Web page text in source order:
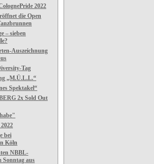
2022
die Open
– sieben
Auszeichnung
Tag
„M.Ü.L.L.“
Spektakel“
2x Sold Out
bei
Köln
NBBL-
Sonntag aus